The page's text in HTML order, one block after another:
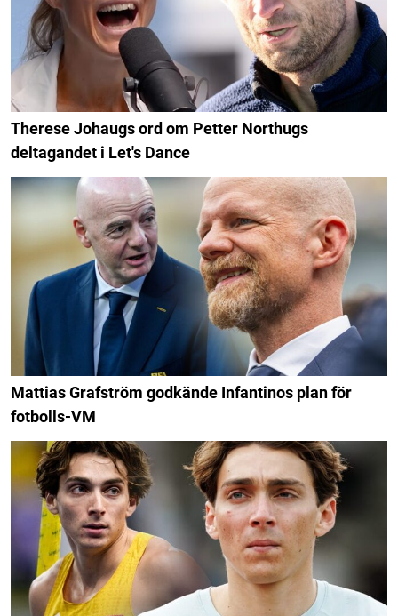
Therese Johaugs ord om Petter Northugs
deltagandet i Let's Dance
Mattias Grafström godkände Infantinos plan för
fotbolls-VM